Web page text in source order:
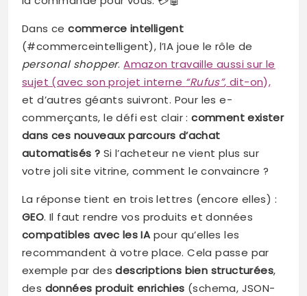
Dans cecommerce intelligent
(#commerceintelligent), l’IA joue le rôle de
personal shopper.Amazon travaille aussi sur le
sujet (avec son projet interne “Rufus”, dit-on),
et d’autres géants suivront. Pour les e-
commerçants, le défi est clair :comment exister
dans ces nouveaux parcours d’achat
automatisés ? Si l’acheteur ne vient plus sur
votre joli site vitrine, comment le convaincre ?
La réponse tient en trois lettres (encore elles) :
GEO. Il faut rendre vos produits et données
compatibles avec les IApour qu’elles les
recommandent à votre place. Cela passe par
exemple par desdescriptions bien structurées,
des données produit enrichies (schema, JSON-